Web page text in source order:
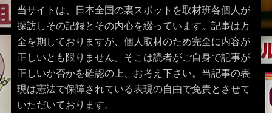
当サイトは、日本全国の裏スポットを取材班各個人が
探訪しその記録とその内心を綴っています。記事は万
全を期しておりますが、個人取材のため完全に内容が
正しいとも限りません。そこは読者がご自身で記事が
正しいか否かを確認の上、お考え下さい。当記事の表
現は憲法で保障されている表現の自由で免責とさせて
いただいております。